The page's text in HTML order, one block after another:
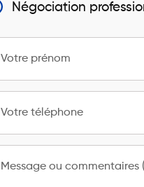
Négociation
Votre prénom
Votre téléphone
Message ou commentaires